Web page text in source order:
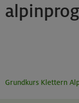
Grundkurs Klettern